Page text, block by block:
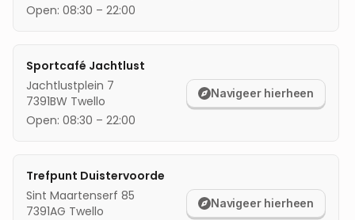
Open: 08:30 – 22:00
Sportcafé Jachtlust
Jachtlustplein 7
7391BW Twello
Open: 08:30 – 22:00
Navigeer hierheen
Trefpunt Duistervoorde
Sint Maartenserf 85
7391AG Twello
Navigeer hierheen